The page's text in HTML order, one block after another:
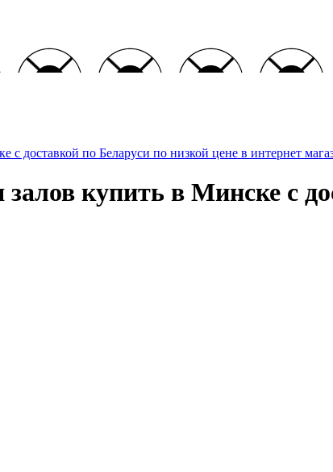
с доставкой по Беларуси по низкой цене в интернет
купить в Минске с